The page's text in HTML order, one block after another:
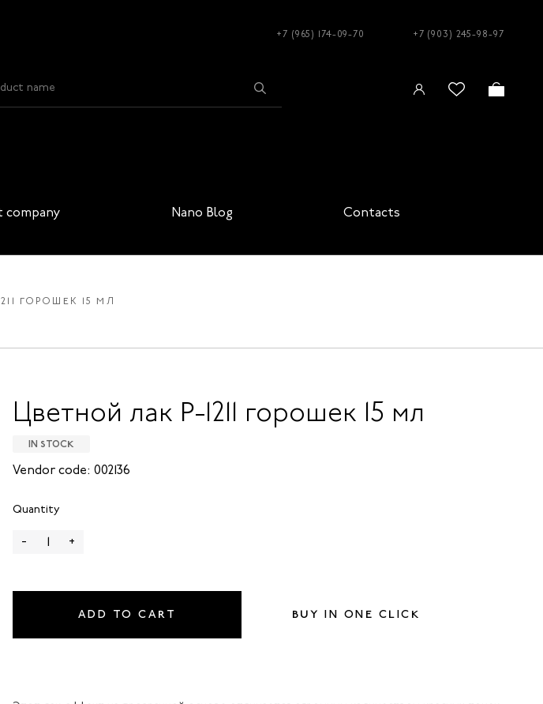
+7 (965) 174-09-70 +7 (903) 245-98-97
company Nano Blog Contacts
ГОРОШЕК 15 МЛ
Цветной лак P-1211 горошек 15 мл
IN STOCK
Vendor code: 002136
Quantity
- +
ADD TO CART BUY IN ONE CLICK